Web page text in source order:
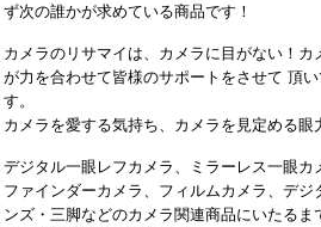
ず次の誰かが求めている商品です！
カメラのリサマイは、カメラに目がない！
が力を合わせて皆様のサポートをさせて 頂
す。
カメラを愛する気持ち、カメラを見定める眼
デジタル一眼レフカメラ、ミラーレス一眼カ
ファインダーカメラ、フィルムカメラ、デ
ンズ・三脚などのカメラ関連商品にいたる